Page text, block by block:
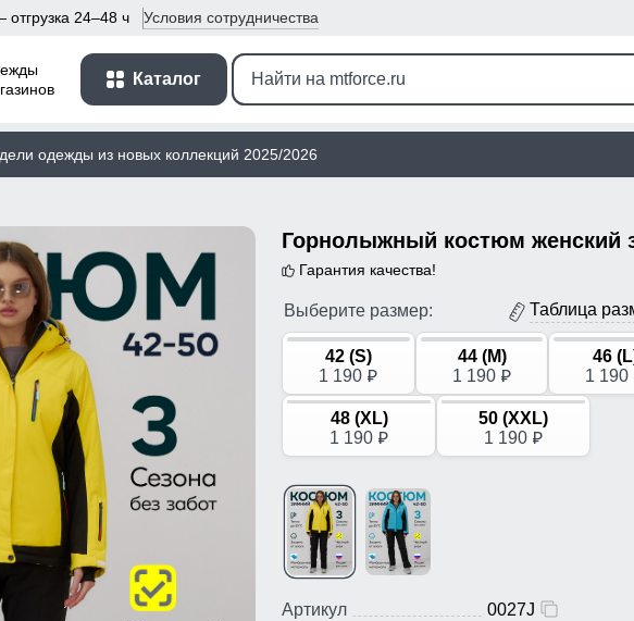
24–48 ч Условия сотрудничества
Каталог
одежды из новых коллекций 2025/2026
Гарантия качества!
Выберите размер: Таблица
42 (S)
1 190 p
44 (M)
1 190 p
46
1 190
48 (XL)
1 190 p
50 (XXL)
1 190 p
Артикул
0027J